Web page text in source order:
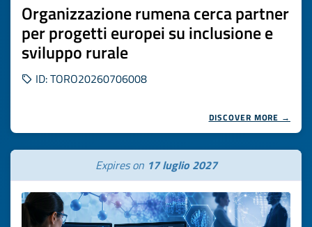
Organizzazione rumena cerca partner
per progetti europei su inclusione e
sviluppo rurale
ID: TORO20260706008
DISCOVER MORE →
Expires on 17 luglio 2027